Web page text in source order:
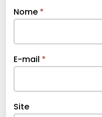
Nome *
E-mail *
Site